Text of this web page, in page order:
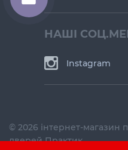
НАШІ
Instagram
© 2026 інтернет-магазин
дверей Практик